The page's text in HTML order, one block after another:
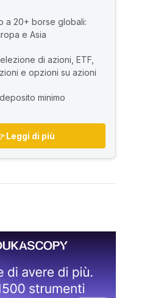
a 20+ borse globali:
e Asia
di azioni, ETF,
e opzioni su azioni
minimo
Leggi di più